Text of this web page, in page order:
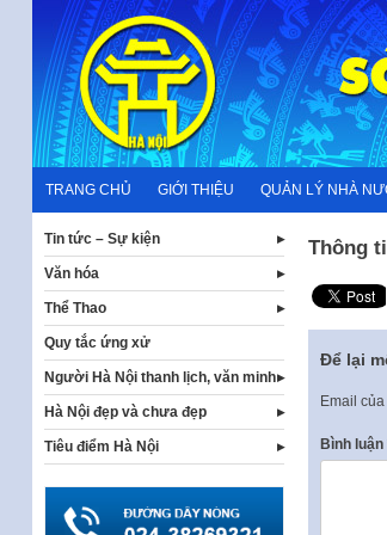
content
TRANG CHỦ GIỚI THIỆU QUẢN LÝ NHÀ
Thông
Để lại
Email
Bình luận
Tin tức – Sự kiện
Văn hóa
Thể Thao
Quy tắc ứng xử
Người Hà Nội thanh lịch, văn minh
Hà Nội đẹp và chưa đẹp
Tiêu điểm Hà Nội